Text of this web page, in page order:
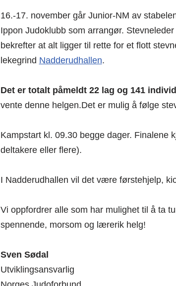
16.-17. november går Junior-NM av
Ippon Judoklubb som arrangør.
bekrefter at alt ligger til rette for et flott
lekegrind Nadderudhallen.
Det er totalt påmeldt 22 lag og 141
vente denne helgen.Det er mulig å følge
Kampstart kl. 09.30 begge dager. Finalene
deltakere eller flere).
I Nadderudhallen vil det være førstehjelp,
Vi oppfordrer alle som har mulighet til å ta
spennende, morsom og lærerik helg!
Sven Sødal
Utviklingsansvarlig